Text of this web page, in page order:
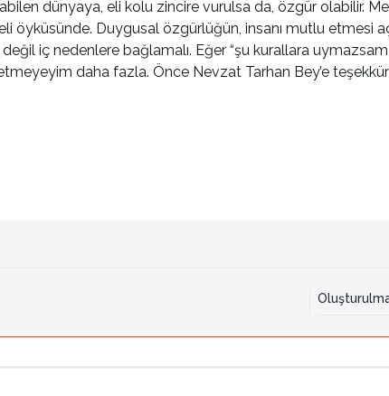
dünyaya, eli kolu zincire vurulsa da, özgür olabilir.
öyküsünde. Duygusal özgürlüğün, insanı mutlu etmesi
iç nedenlere bağlamalı. Eğer “şu kurallara
daha fazla. Önce Nevzat Tarhan Bey’e